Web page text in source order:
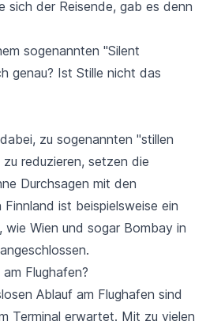
sich der Reisende, gab es denn
sogenannten "Silent
genau? Ist Stille nicht das
zu sogenannten "stillen
reduzieren, setzen die
Durchsagen mit den
ist beispielsweise ein
Wien und sogar Bombay in
Flughafen?
Ablauf am Flughafen sind
Terminal erwartet. Mit zu vielen